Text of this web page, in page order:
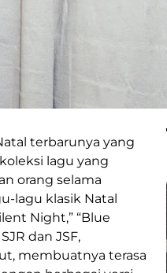
terbarunya yang
lagu yang
orang selama
lagu klasik Natal
Night,” “Blue
dan JSF,
membuatnya terasa